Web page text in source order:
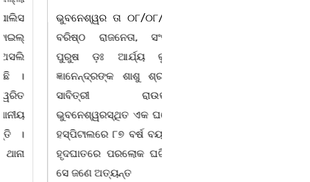
ଭୁବନେଶ୍ୱର ତା ୦୮/୦୮/୨୬ :
ବରିଷ୍ଠ ରାଜନେତା, ସଂସ୍କୃତି
ପୁରୁଷ ଡ଼ଃ ଆର୍ଯ୍ୟ କୁମାର
ଜ୍ଞାନେନ୍ଦ୍ରଙ୍କ ଶାଶୁ ଶ୍ରୀମତୀ
ସାବିତ୍ରୀ ରାଉତଙ୍କ
ଭୁବନେଶ୍ୱରସ୍ଥିତ ଏକ ଘରୋଇ
ହସ୍ପିଟାଲରେ ୮୭ ବର୍ଷ ବୟସରେ
ହୃଦଘାତରେ ପରଲୋକ ଘଟିଛି ।
ସେ ଜଣେ ଅତ୍ୟନ୍ତ